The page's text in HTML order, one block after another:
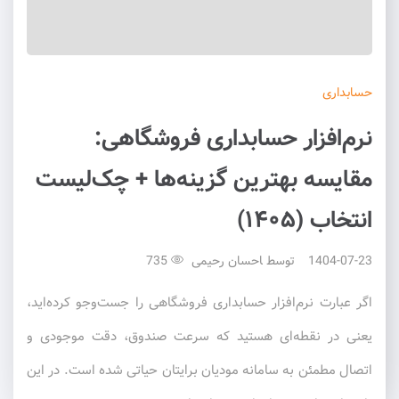
حسابداری
نرم‌افزار حسابداری فروشگاهی:
مقایسه بهترین گزینه‌ها + چک‌لیست
انتخاب (۱۴۰۵)
1404-07-23 توسط احسان رحیمی
اگر عبارت نرم‌افزار حسابداری فروشگاهی را جست‌وجو کرده‌اید،
یعنی در نقطه‌ای هستید که سرعت صندوق، دقت موجودی و
اتصال مطمئن به سامانه مودیان برایتان حیاتی شده است. در این